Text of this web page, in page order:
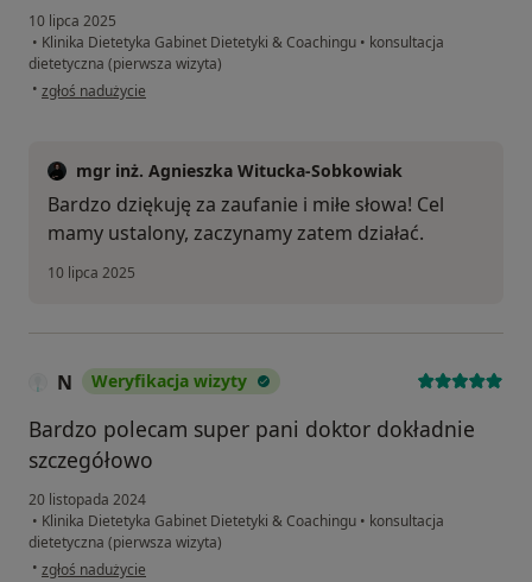
10 lipca 2025
• Klinika Dietetyka Gabinet Dietetyki & Coachingu • konsultacja
dietetyczna (pierwsza wizyta)
• w opinii użytkownika Patrycja
zgłoś nadużycie
mgr inż. Agnieszka Witucka-Sobkowiak
Bardzo dziękuję za zaufanie i miłe słowa! Cel
mamy ustalony, zaczynamy zatem działać.
10 lipca 2025
N Weryfikacja wizyty
Bardzo polecam super pani doktor dokładnie
szczegółowo
20 listopada 2024
• Klinika Dietetyka Gabinet Dietetyki & Coachingu • konsultacja
dietetyczna (pierwsza wizyta)
• w opinii użytkownika N
zgłoś nadużycie